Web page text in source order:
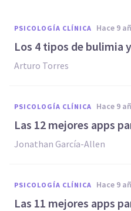
PSICOLOGÍA CLÍNICA hace 9
Los 4 tipos de bulimia
Arturo Torres
PSICOLOGÍA CLÍNICA hace 9
Las 12 mejores apps
Jonathan García-Allen
PSICOLOGÍA CLÍNICA hace 9
Las 11 mejores apps